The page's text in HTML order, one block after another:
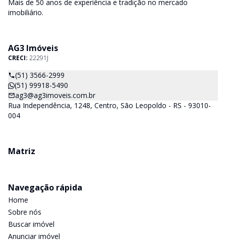
Mais de 50 anos de experiência e tradição no mercado
imobiliário.
AG3 Imóveis
CRECI: 22291J
(51) 3566-2999
(51) 99918-5490
ag3@ag3imoveis.com.br
Rua Independência, 1248, Centro, São Leopoldo - RS - 93010-
004
Matriz
Navegação rápida
Home
Sobre nós
Buscar imóvel
Anunciar imóvel